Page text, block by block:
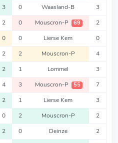
3 0 Waasland-B 3
2 0 Mouscron-P 69 2
0 0 Lierse Kem 0
2 2 Mouscron-P 4
2 1 Lommel 3
4 3 Mouscron-P 55 7
2 1 Lierse Kem 3
0 2 Mouscron-P 2
2 0 Deinze 2